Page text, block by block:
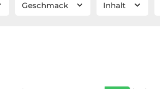
Geschmack Inhalt